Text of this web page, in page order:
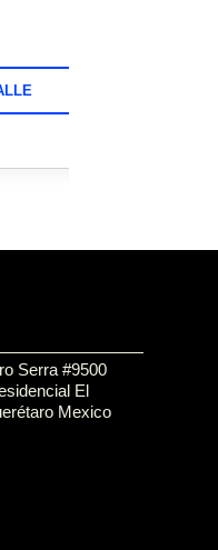
Serra #9500
El
Mexico